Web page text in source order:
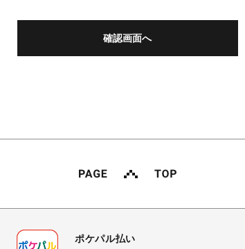
ポケパル払い